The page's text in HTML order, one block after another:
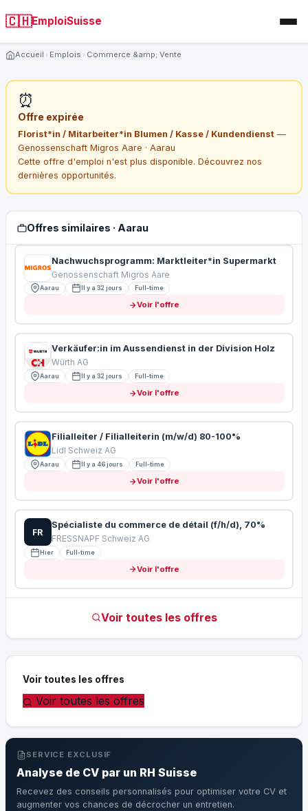
🇨🇭EmploiSuisse
Accueil Emplois Commerce &amp; Vente
⏰
Offre expirée
Florist*in / Mitarbeiter*in Blumen / Kasse / Kundendienst—
Genossenschaft Migros Aare · Aarau
Cette offre d'emploi n'est plus disponible. Découvrez nos
dernières opportunités.
Offres similaires · Aarau
Nachwuchsprogramm: Marktleiter*in Supermarkt
Genossenschaft Migros Aare
Aarau Il y a 32 jours Full-time
Voir l'offre
Verkäufer:in im Aussendienst in der Division Holz
Würth AG
Aarau Il y a 32 jours Full-time
Voir l'offre
Filialleiter / Filialleiterin (m/w/d) 80-100%
Lidl Schweiz AG
Aarau Il y a 46 jours Full-time
Voir l'offre
FR
Spécialiste du commerce de détail (f/h/d), 70%
FRESSNAPF Schweiz AG
Hier Full-time
Voir l'offre
Voir toutes les offres
Voir toutes les offres
Voir toutes les offres
SERVICE EXCLUSIF
Analyse de CV par un RH Suisse
Recevez des conseils personnalisés pour optimiser votre CV et
augmenter vos chances de décrocher un entretien.